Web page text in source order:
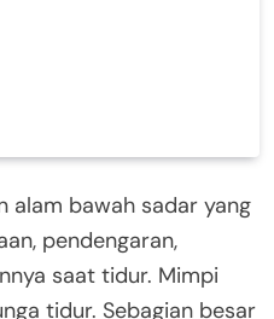
alam bawah sadar yang
pendengaran,
saat tidur. Mimpi
tidur. Sebagian besar